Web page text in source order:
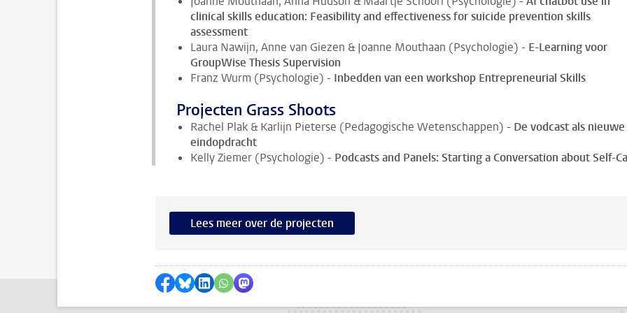
clinical skills education: Feasibility and effectiveness for suicide prevention skills
assessment
Laura Nawijn, Anne van Giezen & Joanne Mouthaan (Psychologie) - E-Learning voor
GroupWise Thesis Supervision
Franz Wurm (Psychologie) - Inbedden van een workshop Entrepreneurial Skills
Projecten Grass Shoots
Rachel Plak & Karlijn Pieterse (Pedagogische Wetenschappen) - De vodcast als nieuwe
eindopdracht
Kelly Ziemer (Psychologie) - Podcasts and Panels: Starting a Conversation about Self-
Lees meer over de projecten
Delen op Facebook
Delen via Bluesky
Delen op LinkedIn
Delen via WhatsApp
Delen via Mastodon